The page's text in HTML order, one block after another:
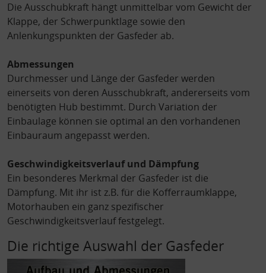
Die Ausschubkraft hängt unmittelbar vom Gewicht der
Klappe, der Schwerpunktlage sowie den
Anlenkungspunkten der Gasfeder ab.
Abmessungen
Durchmesser und Länge der Gasfeder werden
einerseits von deren Ausschubkraft, andererseits vom
benötigten Hub bestimmt. Durch Variation der
Einbaulage können sie optimal an den vorhandenen
Einbauraum angepasst werden.
Geschwindigkeitsverlauf und Dämpfung
Ein besonderes Merkmal der Gasfeder ist die
Dämpfung. Mit ihr ist z.B. für die Kofferraumklappe,
Motorhauben ein ganz spezifischer
Geschwindigkeitsverlauf festgelegt.
Die richtige Auswahl der Gasfeder
Erstellung von Profilen für personalisierte Werbung
Verwendung von Profilen zur Auswahl personalisierter Werbung
Erstellung von Profilen zur Personalisierung von Inhalten
Verwendung von Profilen zur Auswahl personalisierter Inhalte
Messung der Werbeleistung
von Daten aus verschiedenen Quellen
Entwicklung und Verbesserung der Angebote
Verwendung reduzierter Daten zur Auswahl von Inhalten
Besondere Features:
Verwendung genauer Standortdaten
Endgeräteeigenschaften zur Identifikation aktiv abfragen